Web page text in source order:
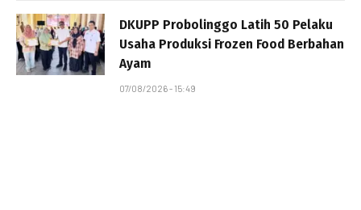
DKUPP Probolinggo Latih 50 Pelaku
Usaha Produksi Frozen Food Berbahan
Ayam
07/08/2026 - 15:49